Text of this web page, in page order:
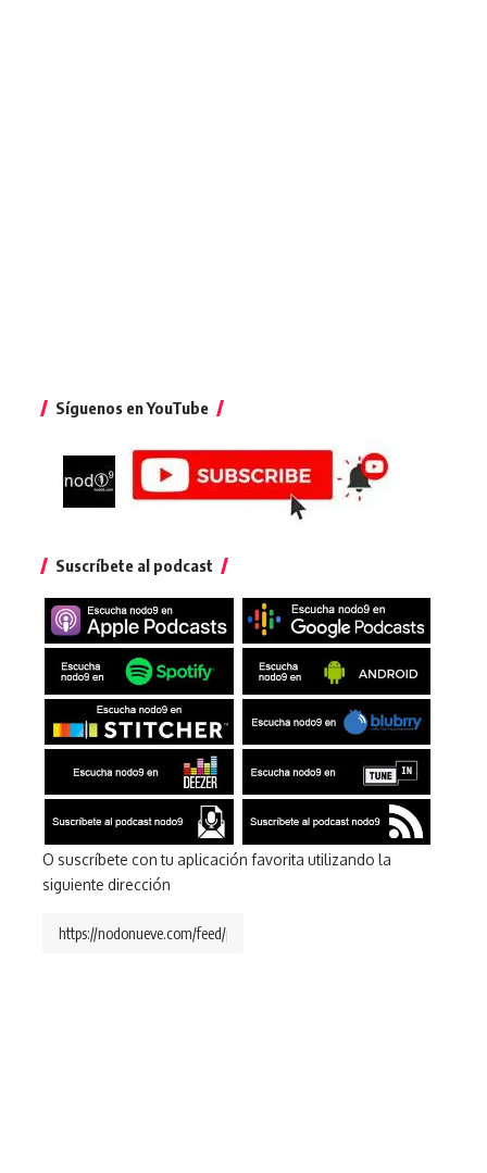
Síguenos en YouTube
Suscríbete al podcast
O suscríbete con tu aplicación favorita utilizando la
siguiente dirección